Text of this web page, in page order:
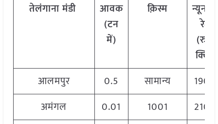
तेलंगाना मंडी
आवक
(टन
में)
क़िस्म
न्यूनतम
रेट
(रु./
क्विं.)
आलमपुर
0.5 सामान्य
1900
अमंगल
0.01 1001
2100